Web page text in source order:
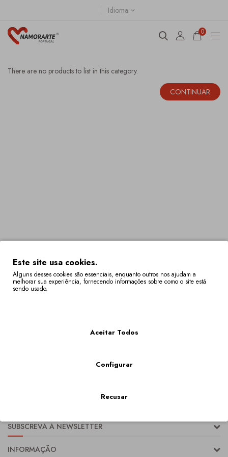
Idioma
0
There are no products to list in this category.
CONTINUAR
SUBSCREVA A NEWSLETTER
INFORMAÇÃO
Este site usa cookies.
Alguns desses cookies são essenciais, enquanto outros nos ajudam a
melhorar sua experiência, fornecendo informações sobre como o site está
sendo usado.
Aceitar Todos
Configurar
Recusar